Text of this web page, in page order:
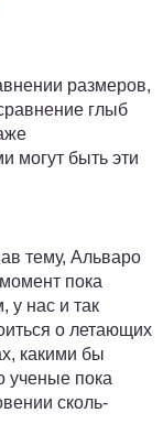
размеров,
глыб
могут быть эти
тему, Альваро
пока
у нас и так
о летающих
какими бы
ученые пока
сколь-